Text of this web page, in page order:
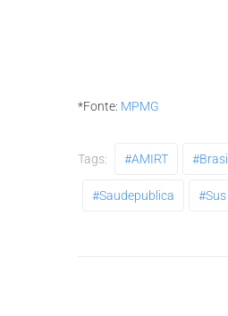
*Fonte: MPMG
Tags: #AMIRT #brasil
#saudepublica #sus